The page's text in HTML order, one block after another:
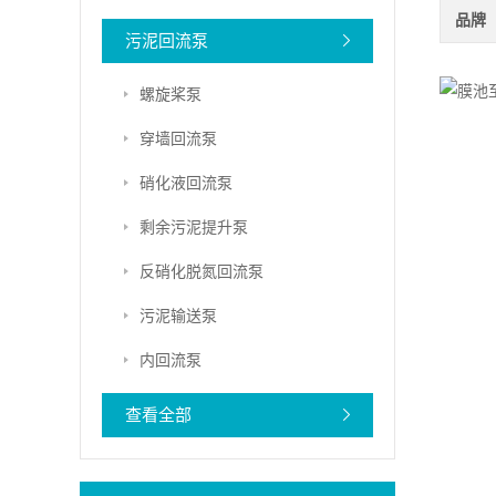
污泥回流泵
螺旋桨泵
穿墙回流泵
硝化液回流泵
剩余污泥提升泵
反硝化脱氮回流泵
污泥输送泵
内回流泵
查看全部
品牌